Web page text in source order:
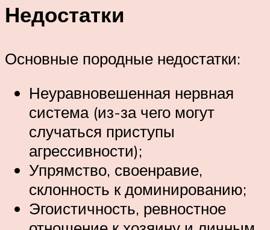
Недостатки
Основные породные недостатки:
Неуравновешенная нервная
система (из-за чего могут
случаться приступы
агрессивности);
Упрямство, своенравие,
склонность к доминированию;
Эгоистичность, ревностное